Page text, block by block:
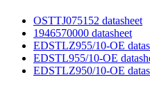
OSTTJ075152 datasheet
1946570000 datasheet
EDSTLZ955/10-OE
EDSTL955/10-OE
EDSTLZ950/10-OE